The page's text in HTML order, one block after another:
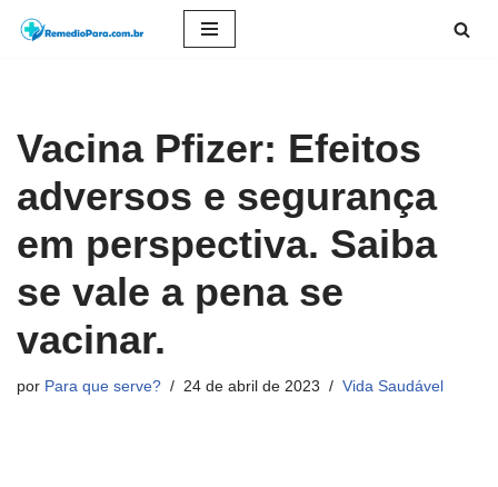
conteúdo
Vacina Pfizer: Efeitos
adversos e segurança
em perspectiva. Saiba
se vale a pena se
vacinar.
por Para que serve? 24 de abril de 2023 Vida Saudável